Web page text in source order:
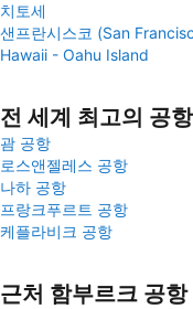
치토세
샌프란시스코 (San
Hawaii - Oahu Island
전 세계 최고의 공항
괌 공항
로스앤젤레스 공항
나하 공항
프랑크푸르트 공항
케플라비크 공항
근처 함부르크 공